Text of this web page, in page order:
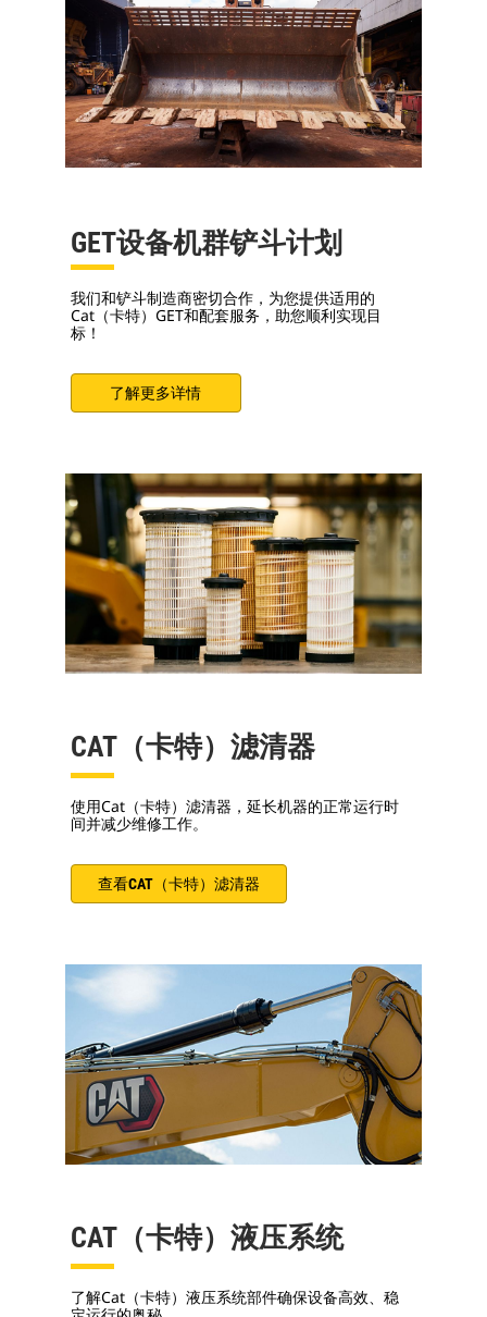
GET设备机群铲斗计划
我们和铲斗制造商密切合作，为您提供适用的
Cat（卡特）GET和配套服务，助您顺利实现目
标！
了解更多详情
CAT（卡特）滤清器
使用Cat（卡特）滤清器，延长机器的正常运行时
间并减少维修工作。
查看CAT（卡特）滤清器
CAT（卡特）液压系统
了解Cat（卡特）液压系统部件确保设备高效、稳